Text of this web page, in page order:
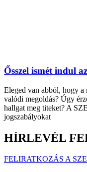
Ősszel ismét indul
Eleged van abból, hogy
valódi megoldás? Úgy
hallgat meg titeket? A
jogszabályokat
HÍRLEVÉL
FELIRATKOZÁS A